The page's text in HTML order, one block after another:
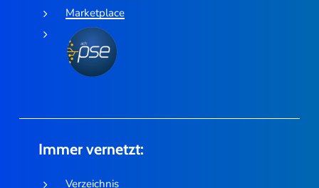
Marketplace
Immer vernetzt:
Verzeichnis